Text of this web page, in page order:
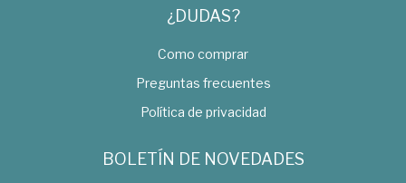
¿DUDAS?
Como comprar
Preguntas frecuentes
Política de privacidad
BOLETÍN DE NOVEDADES